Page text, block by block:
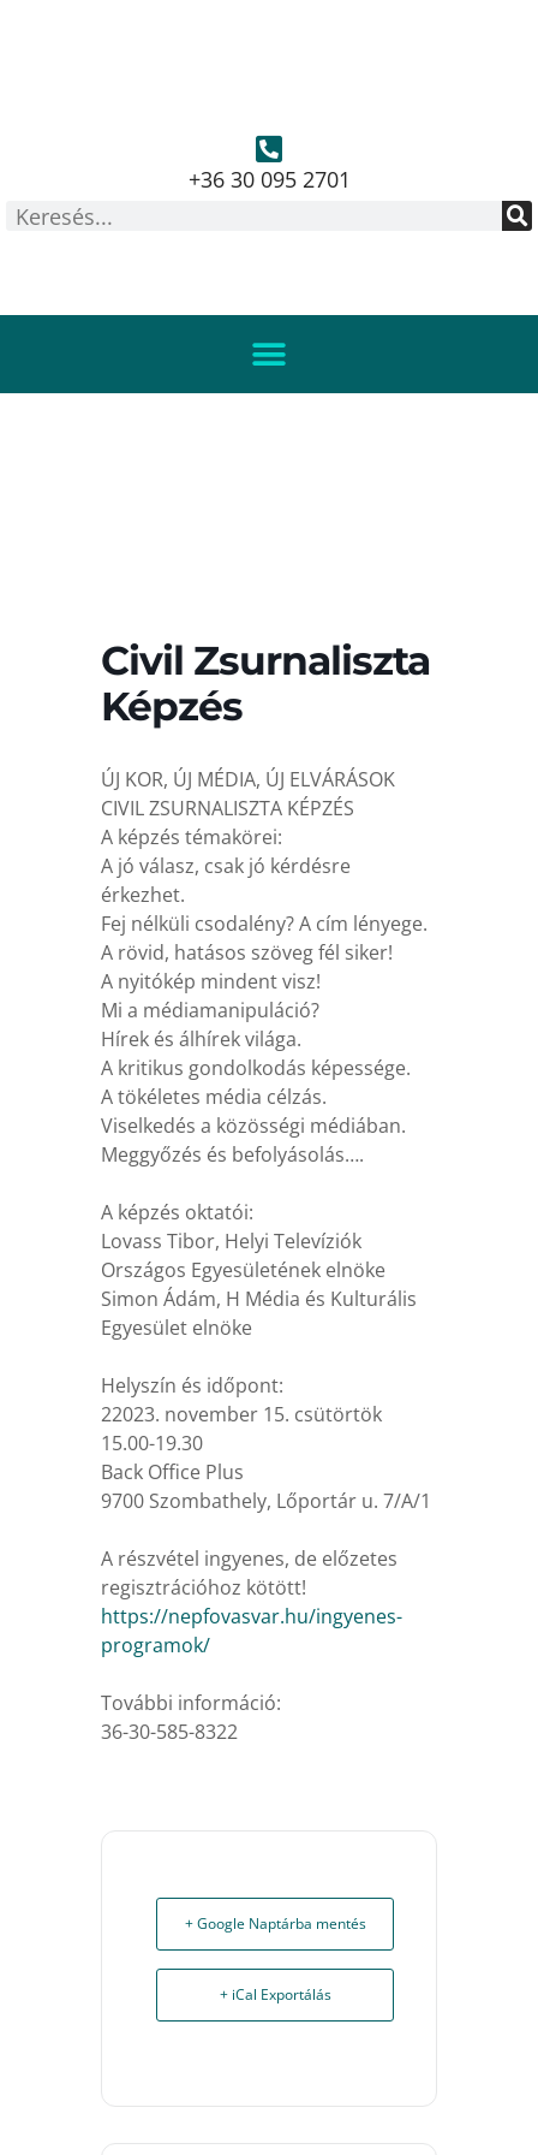
+36 30 095 2701
Civil Zsurnaliszta
Képzés
ÚJ KOR, ÚJ MÉDIA, ÚJ ELVÁRÁSOK
CIVIL ZSURNALISZTA KÉPZÉS
A képzés témakörei:
A jó válasz, csak jó kérdésre
érkezhet.
Fej nélküli csodalény? A cím lényege.
A rövid, hatásos szöveg fél siker!
A nyitókép mindent visz!
Mi a médiamanipuláció?
Hírek és álhírek világa.
A kritikus gondolkodás képessége.
A tökéletes média célzás.
Viselkedés a közösségi médiában.
Meggyőzés és befolyásolás….
A képzés oktatói:
Lovass Tibor, Helyi Televíziók
Országos Egyesületének elnöke
Simon Ádám, H Média és Kulturális
Egyesület elnöke
Helyszín és időpont:
22023. november 15. csütörtök
15.00-19.30
Back Office Plus
9700 Szombathely, Lőportár u. 7/A/1
A részvétel ingyenes, de előzetes
regisztrációhoz kötött!
https://nepfovasvar.hu/ingyenes-
programok/
További információ:
36-30-585-8322
+ Google Naptárba mentés
+ iCal Exportálás